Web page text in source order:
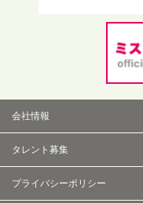
会社情報
タレント募集
プライバシーポリシー